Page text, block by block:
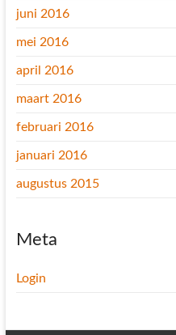
juni 2016
mei 2016
april 2016
maart 2016
februari 2016
januari 2016
augustus 2015
Meta
Login